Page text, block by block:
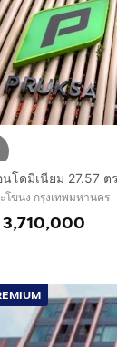
เล็กทรอนิกส์ โ
พักผ่อน ล็อบบี้
ต่ต้องติดต่อขออ
โขนง กรุงเทพมหานคร